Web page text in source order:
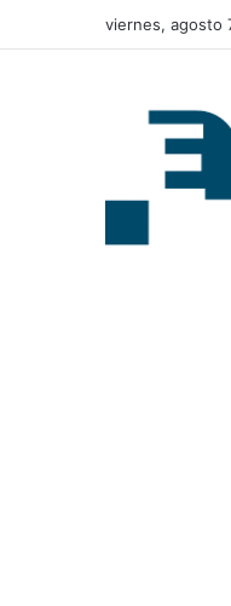
viernes, agosto